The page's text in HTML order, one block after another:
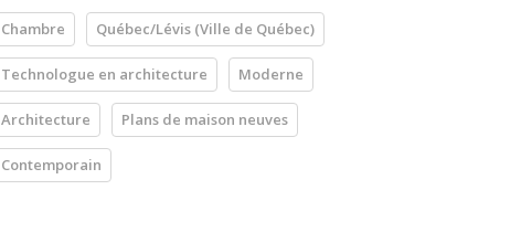
Chambre Québec/Lévis (Ville de Québec)
Technologue en architecture Moderne
Architecture Plans de maison neuves
Contemporain